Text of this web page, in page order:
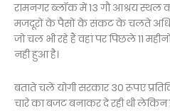
रामनगर ब्लॉक में 13 गौ आश्रय स्थल
मजदूरों के पैसों के संकट के चलते
जो चल भी रहे हैं वहां पर पिछले 11
नही हुआ है।
बताते चलें योगी सरकार 30 रूपए
चारे का बजट बनाकर दे रही थी